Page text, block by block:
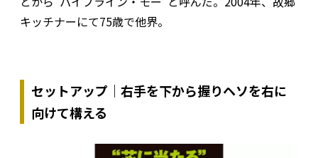
キッチナーにて75歳で他界。
セットアップ｜右手を下から握りヘソを右に
向けて構える